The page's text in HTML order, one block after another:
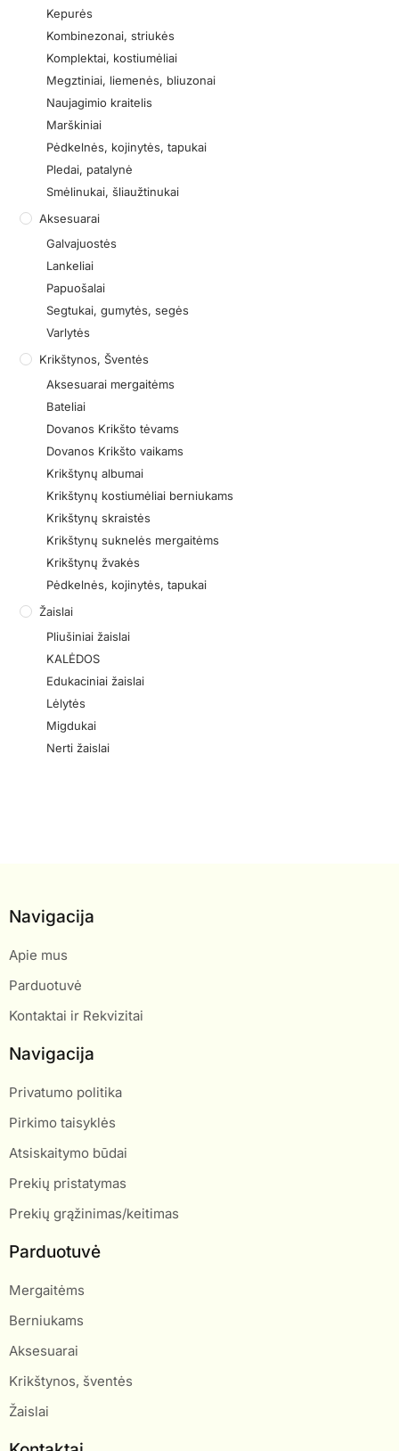
Kepurės
Kombinezonai, striukės
Komplektai, kostiumėliai
Megztiniai, liemenės, bliuzonai
Naujagimio kraitelis
Marškiniai
Pėdkelnės, kojinytės, tapukai
Pledai, patalynė
Smėlinukai, šliaužtinukai
Aksesuarai
Galvajuostės
Lankeliai
Papuošalai
Segtukai, gumytės, segės
Varlytės
Krikštynos, Šventės
Aksesuarai mergaitėms
Bateliai
Dovanos Krikšto tėvams
Dovanos Krikšto vaikams
Krikštynų albumai
Krikštynų kostiumėliai berniukams
Krikštynų skraistės
Krikštynų suknelės mergaitėms
Krikštynų žvakės
Pėdkelnės, kojinytės, tapukai
Žaislai
Pliušiniai žaislai
KALĖDOS
Edukaciniai žaislai
Lėlytės
Migdukai
Nerti žaislai
Navigacija
Apie mus
Parduotuvė
Kontaktai ir Rekvizitai
Navigacija
Privatumo politika
Pirkimo taisyklės
Atsiskaitymo būdai
Prekių pristatymas
Prekių grąžinimas/keitimas
Parduotuvė
Mergaitėms
Berniukams
Aksesuarai
Krikštynos, šventės
Žaislai